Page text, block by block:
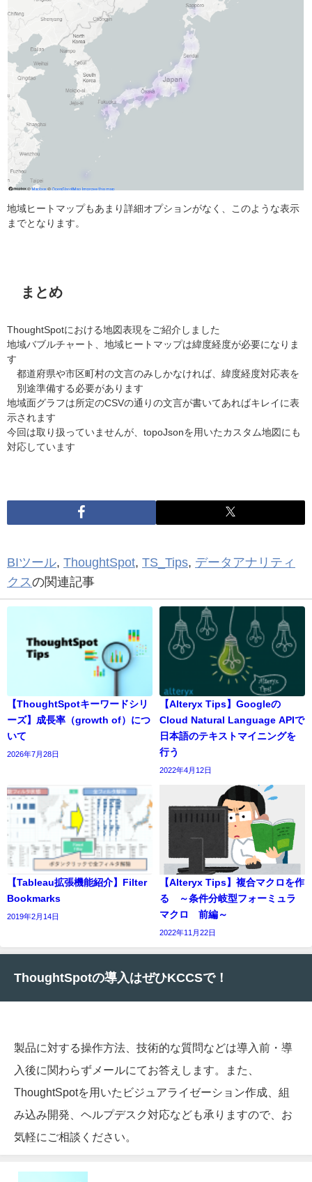
地域ヒートマップもあまり詳細オプションがなく、このような表示
までとなります。
まとめ
ThoughtSpotにおける地図表現をご紹介しました
地域バブルチャート、地域ヒートマップは緯度経度が必要になりま
す
都道府県や市区町村の文言のみしかなければ、緯度経度対応表を
別途準備する必要があります
地域面グラフは所定のCSVの通りの文言が書いてあればキレイに表
示されます
今回は取り扱っていませんが、topoJsonを用いたカスタム地図にも
対応しています
BIツール ThoughtSpot TS_Tips
データアナリティ
クス の関連記事
【ThoughtSpotキーワードシリ
ーズ】成長率（growth of）につ
いて
2026年7月28日
【Alteryx Tips】Googleの
Cloud Natural Language APIで
日本語のテキストマイニングを
行う
2022年4月12日
【Tableau拡張機能紹介】Filter
Bookmarks
2019年2月14日
【Alteryx Tips】複合マクロを作
る ～条件分岐型フォーミュラ
マクロ 前編～
2022年11月22日
ThoughtSpotの導入はぜひKCCSで！
製品に対する操作方法、技術的な質問などは導入前・導
入後に関わらずメールにてお答えします。また、
ThoughtSpotを用いたビジュアライゼーション作成、組
み込み開発、ヘルプデスク対応なども承りますので、お
気軽にご相談ください。